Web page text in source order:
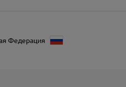
Федерация